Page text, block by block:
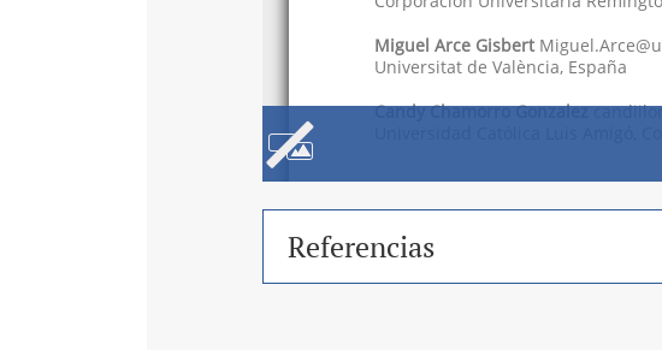
Referencias